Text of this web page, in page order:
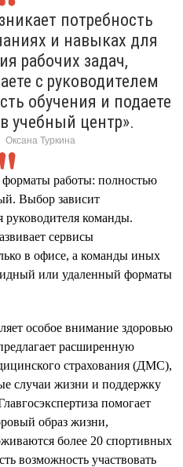
потребность
и навыках для
рабочих задач,
с руководителем
обучения и подаете
учебный центр».
Оксана Туркина
работы: полностью
Выбор зависит
руководителя команды.
сервисы
в офисе, а команды иных
или удаленный форматы
особое внимание здоровью
расширенную
страхования (ДМС),
случаи жизни и поддержку
помогает
образ жизни,
более 20 спортивных
возможность участвовать